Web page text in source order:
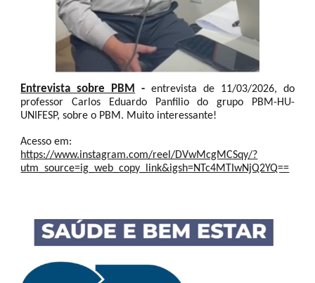
Entrevista sobre PBM - entrevista de 11/03/2026, do
professor Carlos Eduardo Panfilio do grupo PBM-HU-
UNIFESP, sobre o PBM. Muito interessante!
Acesso em:
https://www.instagram.com/reel/DVwMcgMCSqy/?
utm_source=ig_web_copy_link&igsh=NTc4MTIwNjQ2YQ==